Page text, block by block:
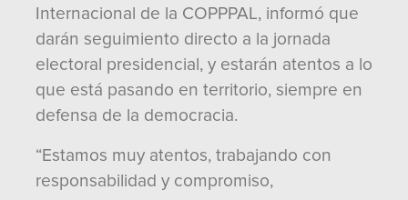
Internacional de la COPPPAL, informó que
darán seguimiento directo a la jornada
electoral presidencial, y estarán atentos a lo
que está pasando en territorio, siempre en
defensa de la democracia.
“Estamos muy atentos, trabajando con
responsabilidad y compromiso,